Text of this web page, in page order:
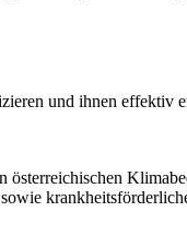
und ihnen effektiv
österreichischen